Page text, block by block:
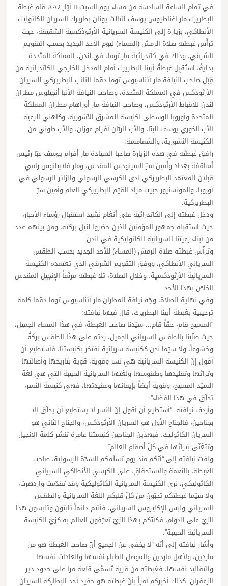
في تمام الساعة السادسة من مساء يوم السبت ١١ أيّار ٢٠٢٤، قام غبطة
البطريرك مار اغناطيوس يوسف الثالث يونان بطريرك السريان الكاثوليك
الأنطاكي، بزيارة إلى الكنيسة السريانية الأرثوذكسية الشقيقة، حيث
ترأّس غبطته صلاة الرمش (المساء) ليوم الأحد الجديد بحسب التقويم
الشرقي، وذلك في كاتدرائية مار توما، في لندن، المملكة المتّحدة.
بدايةً، استُقبِل غبطةُ أبينا البطريرك أمام المدخل الخارجي للكاتدرائية من
قِبَل صاحب النيافة مار أثناسيوس توما دقّما النائب البطريركي للسريان
الأرثوذكس في المملكة المتّحدة، وصاحب النيافة الأنبا أنجيلوس مطران
لندن للأقباط الأرثوذكس، وصاحب النيافة مار أوراهام مطران المملكة
المتّحدة وأوروبا الوسطى لكنيسة المشرق الآشورية، وكاهني الرعية
الأب الخوري يوسف البنّا، والأب الربّان أفرام عوزان، والأب طوني من
الكنيسة الآشورية، والشمامسة.
رافق غبطتَه في هذه الزيارة صاحبا السيادة مار أفرام يوسف عبّا رئيس
أساقفة بغداد وأمين سرّ السينودس المقدس، ومار فلابيانوس رامي
قبلان المعتمَد البطريركي لدى الكرسي الرسولي والزائر الرسولي في
أوروبا، والمونسنيور حبيب مراد القيّم البطريركي العام وأمين سرّ
البطريركية.
ودخل غبطته إلى الكاتدرائية على أنغام نشيد استقبال رؤساء الأحبار،
حيث استقبله جمهور المؤمنين الذين حضروا لنيل بركته، ومن بينهم عدد
من أبناء رعيتنا السريانية الكاثوليكية في لندن.
وترأّس غبطته صلاة الرمش (المساء) للأحد الجديد بحسب الطقس
السرياني الأنطاكي، ووفق التقويم الشرقي الذي تعتمده الكنيسة
السريانية الأرثوذكسية. وخلال الصلاة، تلا غبطته مرنّماً الإنجيل المقدس
الخاصّ بهذا الأحد.
وفي نهاية الصلاة، وجّه نيافة المطران مار أثناسيوس توما دقّما كلمة
ترحيبية بغبطة أبينا البطريرك، قال فيها نيافته:
“المسيح قام، حقّاً قام… سيّدنا صاحب الغبطة، في هذا المساء الجميل،
حيث صلّينا بالطقس السرياني الجميل، زدتم على هذا الطقس بركةً
وخشوعاً، ولا سيّما نحن ككنيسة سريانية نفتخر بكنيستنا، فأستطيع أن
أقول إنّ الكنيسة السريانية هي نسر وقوية، قوية بتاريخها وأصالتها
وتراثها وتقليدها وطقوسها ولغتها السريانية الحبيبة التي هي لغة
السيّد المسيح، وقوية أيضاً بإيمانها وعقيدتها، فهي كنيسة النسر،
تحلّق في هذا الفضاء”.
وأردف نيافته: “أستطيع أن أقول إنّ النسر لا يستطيع أن يحلّق إلا
بجناحين، فالجناح الأول هو السريان الأرثوذكس، والجناح الثاني هو
السريان الكاثوليك. فبهذين الجناحين كنيستنا عامرة تنشر كلمة الإنجيل
وتتغنّى بتراثها في كلّ أصقاع العالم”.
ولفت نيافته إلى “أنّكم منذ يوم تسلّمكم السدّة الرسولية، صاحب
الغبطة، بالنعمة والاستحقاق، على الكرسي الأنطاكي السرياني
الكاثوليكي، نرى الكنيسة السريانية الكاثوليكية وقد تقدّمت وازدهرت،
ولا سيّما غبطتكم تحبّون من كلّ قلبكم اللغة السريانية والطقس
السرياني ولبس الإكليروس السرياني، فأنتم دائماً ثابتون وتلبسون هذا
الزيّ على الدوام، فكأنّكم بهذا الزيّ تعرّفون العالم به كزيّ الكنيسة
السريانية الحبيبة”.
وأشار نيافته إلى أنّه “لا يخفى عن الجميع أنّ صاحب الغبطة هو من
ماردين، ولأهل ماردين والموصل الطباع نفسها والعادات نفسها
والتقاليد نفسها، فغبطته من قرية تُسمَّى قلعة مرا على حدود دير
الزعفران. كذلك أخبركم أمراً بأنّ غبطته هو حفيد أحد البطاركة السريان